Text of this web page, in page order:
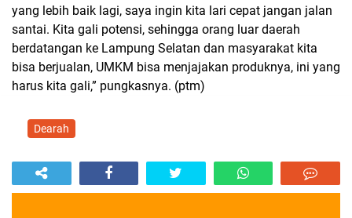
yang lebih baik lagi, saya ingin kita lari cepat jangan jalan
santai. Kita gali potensi, sehingga orang luar daerah
berdatangan ke Lampung Selatan dan masyarakat kita
bisa berjualan, UMKM bisa menjajakan produknya, ini yang
harus kita gali,” pungkasnya. (ptm)
Dearah